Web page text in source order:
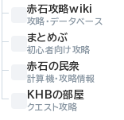
赤石攻略wiki
攻略・データベース
まとめぶ
初心者向け攻略
赤石の民衆
計算機・攻略情報
KHBの部屋
クエスト攻略